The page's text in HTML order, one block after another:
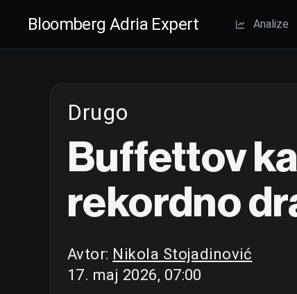
Bloomberg Adria Expert Analize
Drugo
Buffettov
rekordno
Avtor: Nikola Stojadinović
17. maj 2026, 07:00